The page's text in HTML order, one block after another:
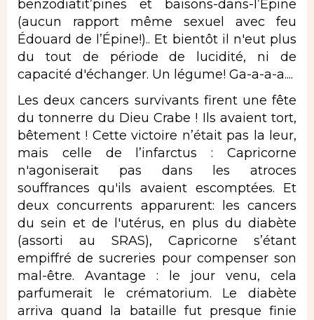
benzodiatit’pines et baisons-dans-l’Epine
(aucun rapport même sexuel avec feu
Édouard de l’Épine!).. Et bientôt il n'eut plus
du tout de période de lucidité, ni de
capacité d'échanger. Un légume! Ga-a-a-a....
Les deux cancers survivants firent une fête
du tonnerre du Dieu Crabe ! Ils avaient tort,
bêtement ! Cette victoire n’était pas la leur,
mais celle de l’infarctus : Capricorne
n'agoniserait pas dans les atroces
souffrances qu'ils avaient escomptées. Et
deux concurrents apparurent: les cancers
du sein et de l'utérus, en plus du diabète
(assorti au SRAS), Capricorne s’étant
empiffré de sucreries pour compenser son
mal-être. Avantage : le jour venu, cela
parfumerait le crématorium. Le diabète
arriva quand la bataille fut presque finie